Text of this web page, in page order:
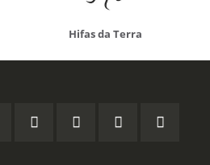
Hifas da Terra